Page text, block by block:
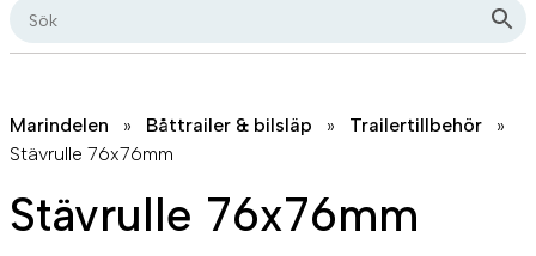
Marindelen » Båttrailer & bilsläp » Trailertillbehör
»
Stävrulle 76x76mm
Stävrulle 76x76mm